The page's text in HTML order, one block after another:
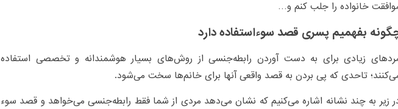
خانواده را جلب کنم و…
بفهمیم پسری قصد سوءاستفاده دارد
زیادی برای به دست آوردن رابطه‌جنسی از روش‌های بسیار هوشمندانه و تخصصی استفاده
تاحدی که پی بردن به قصد واقعی آنها برای خانم‌ها سخت می‌شود.
زیر به چند نشانه اشاره می‌کنیم که نشان می‌دهد مردی از شما فقط رابطه‌جنسی می‌خواهد و قصد سوء